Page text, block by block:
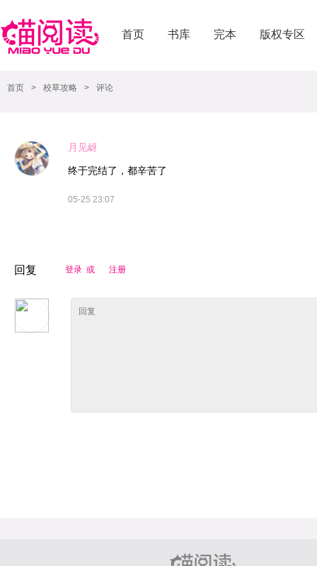
首页 书库 完本 版权专区
首页 > 校草攻略 > 评论
月见岈
终于完结了，都辛苦了
05-25 23:07
回复 登录 或 注册